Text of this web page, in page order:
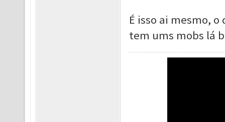
É isso ai mesmo,
tem ums mobs lá